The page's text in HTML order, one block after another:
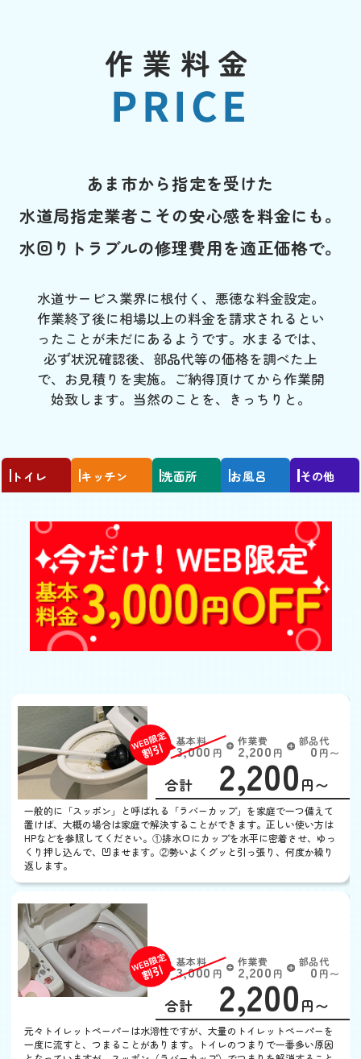
作業料金
PRICE
あま市から指定を受けた
水道局指定業者こその安心感を料金にも。
水回りトラブルの修理費用を適正価格で。
水道サービス業界に根付く、悪徳な料金設定。
作業終了後に相場以上の料金を請求されるとい
ったことが未だにあるようです。水まるでは、
必ず状況確認後、部品代等の価格を調べた上
で、お見積りを実施。ご納得頂けてから作業開
始致します。当然のことを、きっちりと。
トイレ キッチン 洗面所 お風呂 その他
基本料
3,000 円 W
EB
限
定
割
引
作業費
2,200 円
部品代
0円〜
合計 2,200 円〜
一般的に「スッポン」と呼ばれる「ラバーカップ」を家庭で一つ備えて
置けば、大概の場合は家庭で解決することができます。正しい使い方は
HPなどを参照してください。①排水口にカップを水平に密着させ、ゆっ
くり押し込んで、凹ませます。②勢いよくグッと引っ張り、何度か繰り
返します。
基本料
3,000 円 W
EB
限
定
割
引
作業費
2,200 円
部品代
0円〜
合計 2,200 円〜
元々トイレットペーパーは水溶性ですが、大量のトイレットペーパーを
一度に流すと、つまることがあります。トイレのつまりで一番多い原因